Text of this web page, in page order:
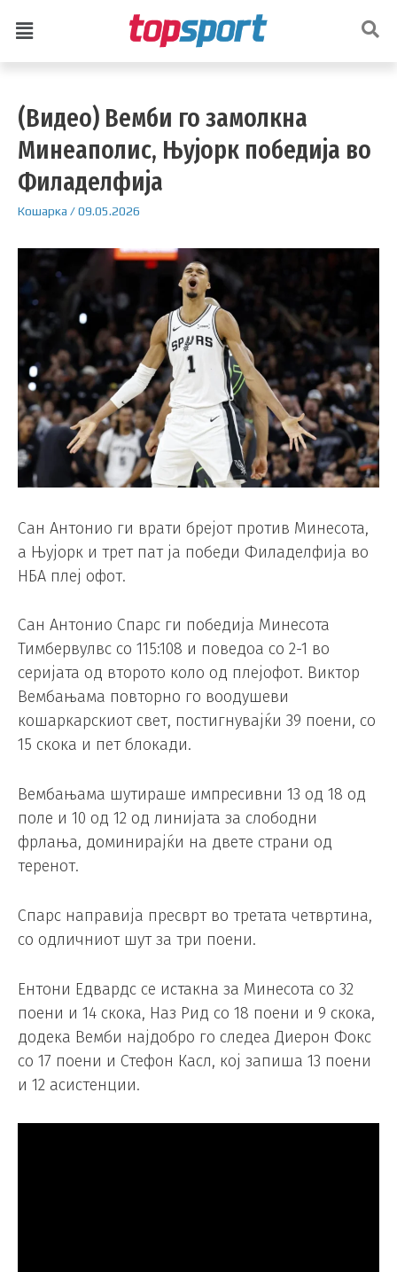
(Видео) Вемби го замолкна
Минеаполис, Њујорк победија во
Филаделфија
Кошарка /09.05.2026
Сан Антонио ги врати брејот против Минесота,
а Њујорк и трет пат ја победи Филаделфија во
НБА плеј офот.
Сан Антонио Спарс ги победија Минесота
Тимбервулвс со 115:108 и поведоа со 2-1 во
серијата од второто коло од плејофот. Виктор
Вембањама повторно го воодушеви
кошаркарскиот свет, постигнувајќи 39 поени, со
15 скока и пет блокади.
Вембањама шутираше импресивни 13 од 18 од
поле и 10 од 12 од линијата за слободни
фрлања, доминирајќи на двете страни од
теренот.
Спарс направија пресврт во третата четвртина,
со одличниот шут за три поени.
Ентони Едвардс се истакна за Минесота со 32
поени и 14 скока, Наз Рид со 18 поени и 9 скока,
додека Вемби најдобро го следеа Диерон Фокс
со 17 поени и Стефон Касл, кој запиша 13 поени
и 12 асистенции.